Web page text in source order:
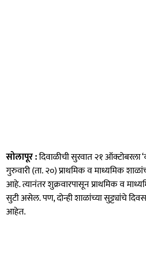
सोलापूर :दिवाळीची सुरवात २१ ऑक्टोबरला
गुरुवारी (ता. २०) प्राथमिक व माध्यमिक
आहे. त्यानंतर शुक्रवारपासून प्राथमिक व
सुटी असेल. पण, दोन्ही शाळांच्या सुट्ट्यांचे
आहेत.